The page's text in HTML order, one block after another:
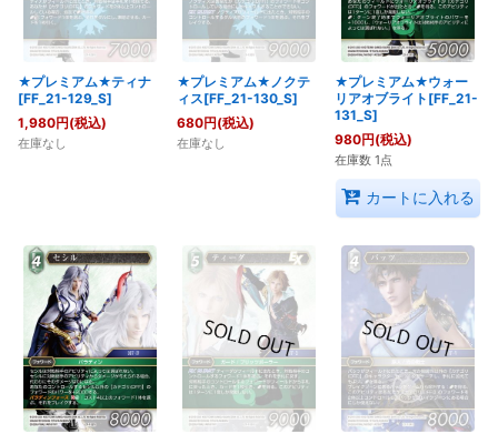
★プレミアム★ティナ
[FF_21-129_S]
1,980円(税込)
在庫なし
★プレミアム★ノクテ
ィス[FF_21-130_S]
680円(税込)
在庫なし
★プレミアム★ウォー
リアオブライト[FF_21-
131_S]
980円(税込)
在庫数 1点
カートに入れる